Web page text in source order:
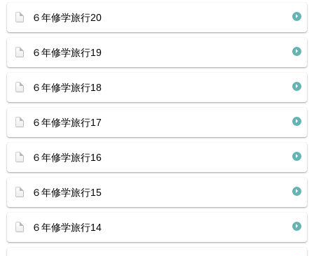
６年修学旅行20
６年修学旅行19
６年修学旅行18
６年修学旅行17
６年修学旅行16
６年修学旅行15
６年修学旅行14